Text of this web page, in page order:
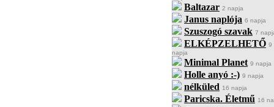
Baltazar 2 napja
Janus naplója 6 napja
Szuszogó szavak 7
ELKÉPZELHETŐ 9
napja
Minimal Planet 9 napja
Holle anyó :-) 9 napja
nélküled 16 napja
Paricska. Életmű 16